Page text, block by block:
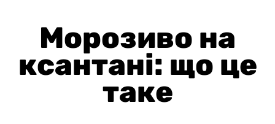
Морозиво на
ксантані: що це
таке